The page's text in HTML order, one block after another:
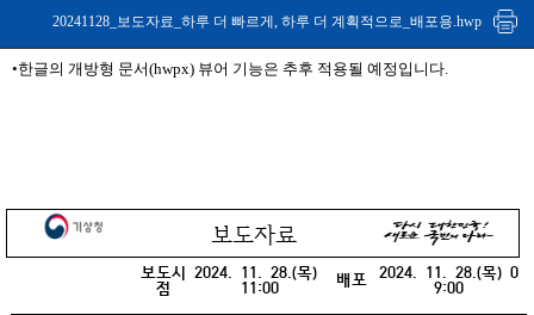
20241128_보도자료_하루 더 빠르게, 하루 더 계획적으로_배포용.hwp
•한글의 개방형 문서(hwpx) 뷰어 기능은 추후 적용될 예정입니다.